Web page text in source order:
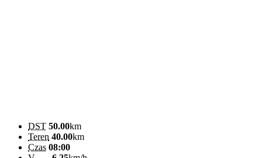
DST 50.00km
Teren 40.00km
Czas 08:00